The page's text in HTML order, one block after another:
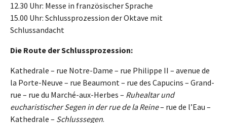
12.30 Uhr: Messe in französischer Sprache
15.00 Uhr: Schlussprozession der Oktave mit
Schlussandacht
Die Route der Schlussprozession:
Kathedrale – rue Notre-Dame – rue Philippe II – avenue de
la Porte-Neuve – rue Beaumont – rue des Capucins – Grand-
rue – rue du Marché-aux-Herbes – Ruhealtar und
eucharistischer Segen in der rue de la Reine– rue de l’Eau –
Kathedrale – Schlusssegen.